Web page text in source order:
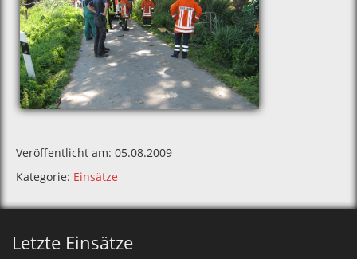
Veröffentlicht am: 05.08.2009
Kategorie: Einsätze
Letzte Einsätze